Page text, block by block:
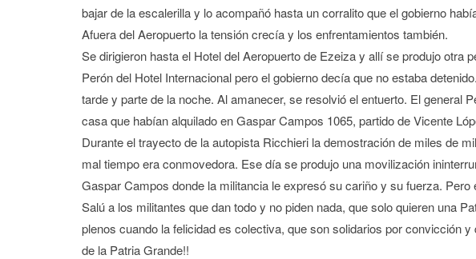
bajar de la escalerilla y lo acompañó hasta un corralito que el gobierno
Afuera del Aeropuerto la tensión crecía y los enfrentamientos también.
Se dirigieron hasta el Hotel del Aeropuerto de Ezeiza y allí se produjo otra
Perón del Hotel Internacional pero el gobierno decía que no estaba
tarde y parte de la noche. Al amanecer, se resolvió el entuerto. El general
casa que habían alquilado en Gaspar Campos 1065, partido de Vicente
Durante el trayecto de la autopista Ricchieri la demostración de miles de
mal tiempo era conmovedora. Ese día se produjo una movilización
Gaspar Campos donde la militancia le expresó su cariño y su fuerza.
Salú a los militantes que dan todo y no piden nada, que solo quieren una
plenos cuando la felicidad es colectiva, que son solidarios por convicción
de la Patria Grande!!